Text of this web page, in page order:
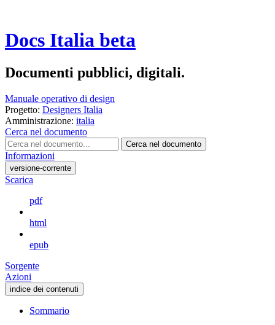
Docs Italia beta
Documenti pubblici, digitali.
Manuale operativo di design
Progetto: Designers Italia
Amministrazione: italia
Cerca nel documento
Cerca nel documento
Informazioni
versione-corrente
Scarica
pdf
html
epub
Sorgente
Azioni
indice dei contenuti
Sommario